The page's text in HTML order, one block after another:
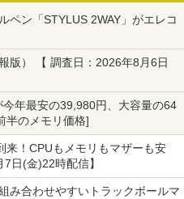
ペン「STYLUS 2WAY」がエレコ
版） 【 調査日：2026年8月6日
年最安の39,980円、大容量の64
半のメモリ価格]
来！CPUもメモリもマザーも安
日(金)22時配信】
み合わせやすいトラックボールマ